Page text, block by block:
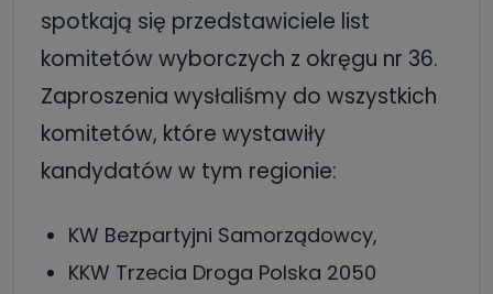
spotkają się przedstawiciele list
komitetów wyborczych z okręgu nr 36.
Zaproszenia wysłaliśmy do wszystkich
komitetów, które wystawiły
kandydatów w tym regionie:
KW Bezpartyjni Samorządowcy,
KKW Trzecia Droga Polska 2050